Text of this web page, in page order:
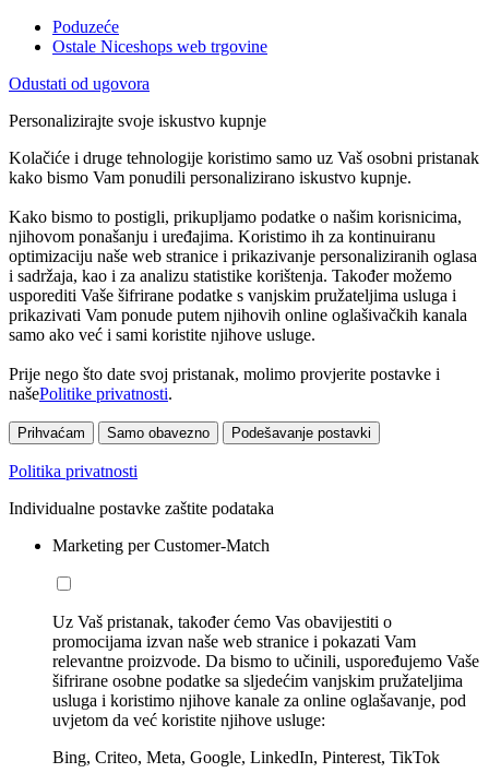
Poduzeće
Ostale Niceshops web trgovine
Odustati od ugovora
Personalizirajte svoje iskustvo kupnje
Kolačiće i druge tehnologije koristimo samo uz Vaš osobni pristanak
kako bismo Vam ponudili personalizirano iskustvo kupnje.
Kako bismo to postigli, prikupljamo podatke o našim korisnicima,
njihovom ponašanju i uređajima. Koristimo ih za kontinuiranu
optimizaciju naše web stranice i prikazivanje personaliziranih oglasa
i sadržaja, kao i za analizu statistike korištenja. Također možemo
usporediti Vaše šifrirane podatke s vanjskim pružateljima usluga i
prikazivati Vam ponude putem njihovih online oglašivačkih kanala
samo ako već i sami koristite njihove usluge.
Prije nego što date svoj pristanak, molimo provjerite postavke i
našePolitike privatnosti.
Prihvaćam Samo obavezno Podešavanje postavki
Politika privatnosti
Individualne postavke zaštite podataka
Marketing per Customer-Match
Uz Vaš pristanak, također ćemo Vas obavijestiti o
promocijama izvan naše web stranice i pokazati Vam
relevantne proizvode. Da bismo to učinili, uspoređujemo Vaše
šifrirane osobne podatke sa sljedećim vanjskim pružateljima
usluga i koristimo njihove kanale za online oglašavanje, pod
uvjetom da već koristite njihove usluge:
Bing, Criteo, Meta, Google, LinkedIn, Pinterest, TikTok